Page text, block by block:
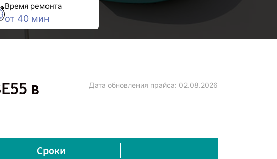
Время ремонта
от 40 мин
в
Дата обновления прайса: 02.08.2026
Сроки